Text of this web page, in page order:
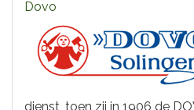
Dovo
dienst, toen zij in 1906 de